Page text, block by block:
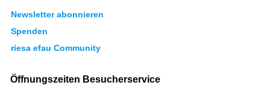
Newsletter abonnieren
Spenden
riesa efau Community
Öffnungszeiten Besucherservice